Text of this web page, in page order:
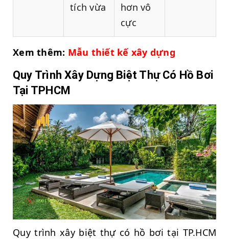
tích vừa
hơn vô
cực
Xem thêm: Mẫu thiết kế xây dựng
Quy Trình Xây Dựng Biệt Thự Có Hồ Bơi
Tại TPHCM
Quy trình xây biệt thự có hồ bơi tại TP.HCM